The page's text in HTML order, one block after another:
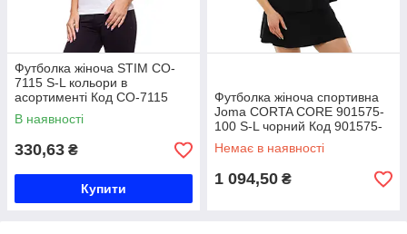
Футболка жіноча STIM CO-
7115 S-L кольори в
асортименті Код CO-7115
В наявності
330,63 ₴
Купити
Футболка жіноча спортивна
Joma CORTA CORE 901575-
100 S-L чорний Код 901575-
100
Немає в наявності
1 094,50 ₴